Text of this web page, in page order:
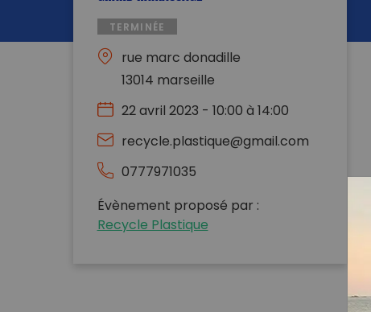
TERMINÉE
rue marc donadille
13014 marseille
22 avril 2023 - 10:00 à 14:00
recycle.plastique@gmail.com
0777971035
Évènement proposé par :
Recycle Plastique